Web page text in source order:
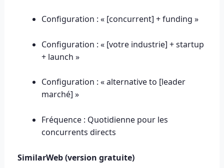
Configuration : « [concurrent] + funding »
Configuration : « [votre industrie] + startup
+ launch »
Configuration : « alternative to [leader
marché] »
Fréquence : Quotidienne pour les
concurrents directs
SimilarWeb (version gratuite)